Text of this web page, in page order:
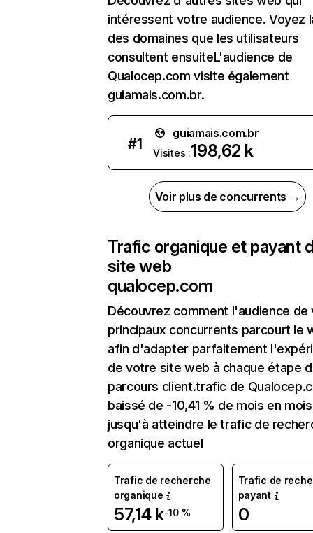
intéressent votre audience. Voyez
des domaines que les utilisateurs
consultent ensuiteL'audience de
Qualocep.com visite également
guiamais.com.br.
#1
guiamais.com.br
Visites :198,62 k
Voir plus de concurrents →
Trafic organique et payant
site web
qualocep.com
Découvrez comment l'audience de
principaux concurrents parcourt le
afin d'adapter parfaitement
de votre site web à chaque étape
parcours client.trafic de
baissé de -10,41 % de mois en mois
jusqu'à atteindre le trafic de
organique actuel
Trafic de recherche
organique
57,14 k-10 %
Trafic de
payant
0